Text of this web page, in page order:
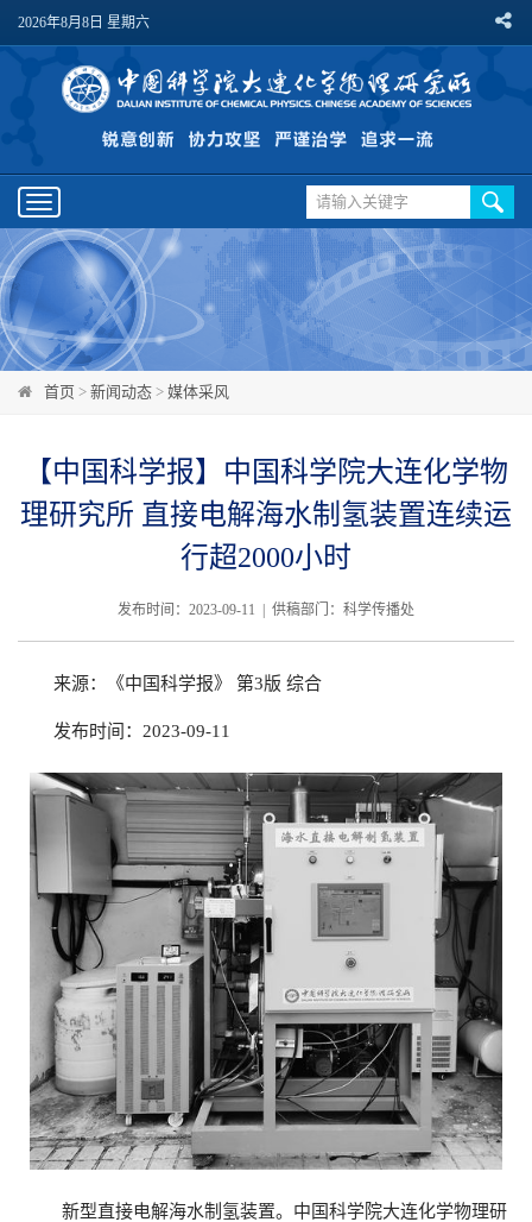
2026年8月8日 星期六
Toggle
navigation
首页 > 新闻动态 > 媒体采风
【中国科学报】中国科学院大连化学物
理研究所 直接电解海水制氢装置连续运
行超2000小时
发布时间：2023-09-11 | 供稿部门：科学传播处
来源：《中国科学报》 第3版 综合
发布时间：2023-09-11
新型直接电解海水制氢装置。中国科学院大连化学物理研